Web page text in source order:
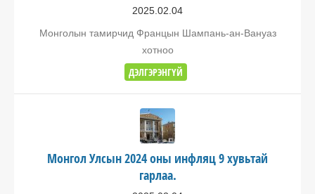
2025.02.04
Монголын тамирчид Францын Шампань-ан-Вануаз
хотноо
ДЭЛГЭРЭНГҮЙ
Монгол Улсын 2024 оны инфляц 9 хувьтай
гарлаа.